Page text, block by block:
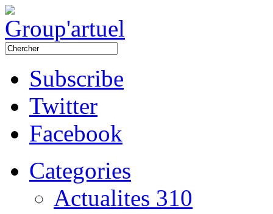
Subscribe
Twitter
Facebook
Categories
Actualites 310